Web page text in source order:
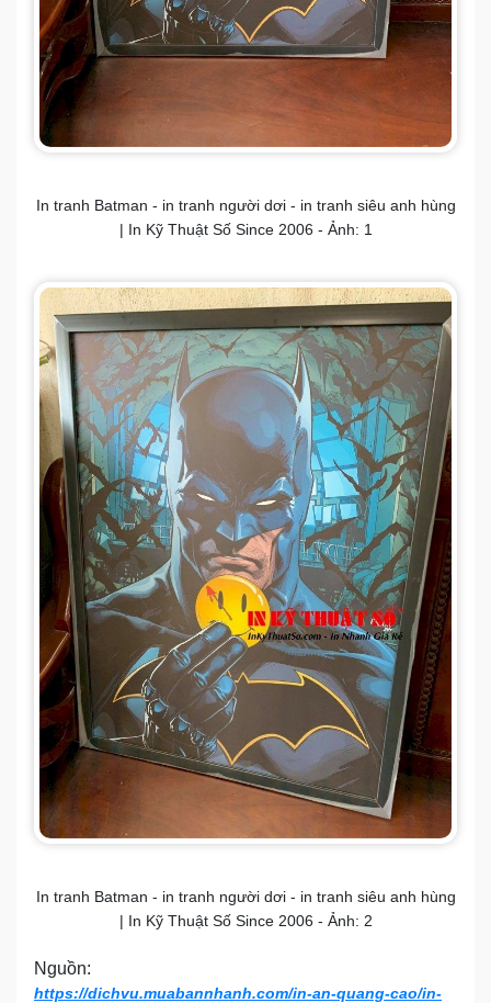
In tranh Batman - in tranh người dơi - in tranh siêu anh hùng
| In Kỹ Thuật Số Since 2006 - Ảnh: 1
In tranh Batman - in tranh người dơi - in tranh siêu anh hùng
| In Kỹ Thuật Số Since 2006 - Ảnh: 2
Nguồn:
https://dichvu.muabannhanh.com/in-an-quang-cao/in-